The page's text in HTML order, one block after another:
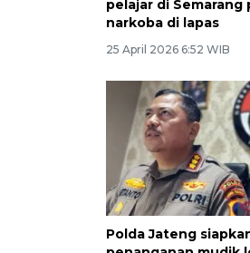
pelajar di
narkoba di lapas
25 April 2026 6:52 WIB
Polda Jateng